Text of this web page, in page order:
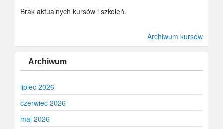
Brak aktualnych kursów i szkoleń.
Archiwum kursów
Archiwum
lipiec 2026
czerwiec 2026
maj 2026